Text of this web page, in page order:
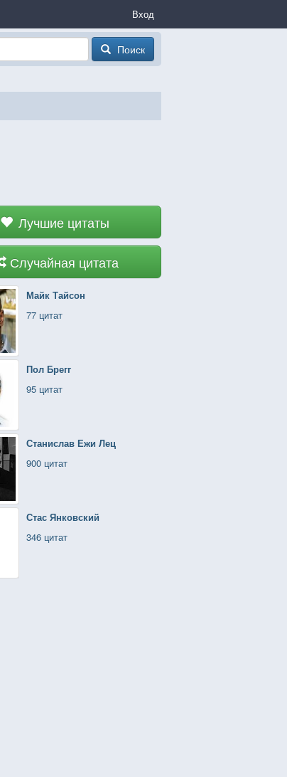
Вход
Поиск
Лучшие цитаты
Случайная цитата
Майк Тайсон
77 цитат
Пол Брегг
95 цитат
Станислав Ежи Лец
900 цитат
Стас Янковский
346 цитат